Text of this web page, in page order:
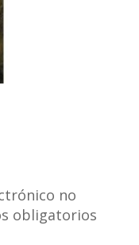
no
obligatorios